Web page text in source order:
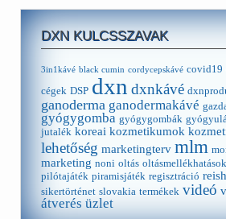
DXN KULCSSZAVAK
3in1kávé black cumin cordycepskávé covid19
cégek DSP dxn dxnkávé
ganoderma ganodermakávé
gyógygomba gyógygombák
jutalék koreai kozmetikumok
lehetőség marketingterv mlm
marketing noni oltás oltásmellékhatások
pilótajáték piramisjáték regisztráció
sikertörténet slovakia termékek videó
átverés üzlet